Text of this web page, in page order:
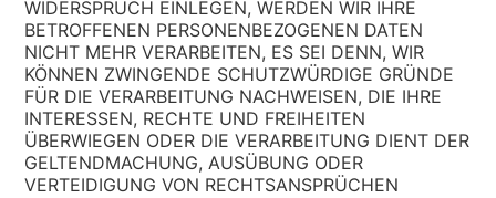
WIDERSPRUCH EINLEGEN, WERDEN WIR IHRE
BETROFFENEN PERSONENBEZOGENEN DATEN
NICHT MEHR VERARBEITEN, ES SEI DENN, WIR
KÖNNEN ZWINGENDE SCHUTZWÜRDIGE GRÜNDE
FÜR DIE VERARBEITUNG NACHWEISEN, DIE IHRE
INTERESSEN, RECHTE UND FREIHEITEN
ÜBERWIEGEN ODER DIE VERARBEITUNG DIENT DER
GELTENDMACHUNG, AUSÜBUNG ODER
VERTEIDIGUNG VON RECHTSANSPRÜCHEN